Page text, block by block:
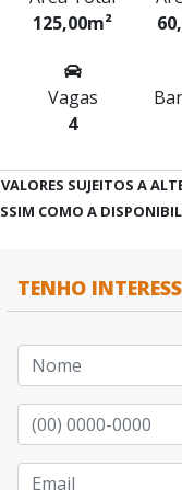
125,00m²
Vagas
4
SUJEITOS A
COMO A
TENHO